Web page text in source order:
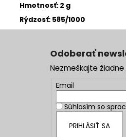
Hmotnosť: 2 g
Rýdzosť: 585/1000
Odoberať
Nezmeškajte
Email
Súhlasím so
PRIHLÁSIŤ SA